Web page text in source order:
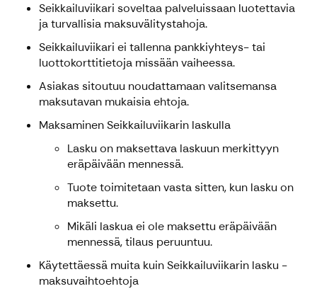
Seikkailuviikari soveltaa palveluissaan luotettavia
ja turvallisia maksuvälitystahoja.
Seikkailuviikari ei tallenna pankkiyhteys- tai
luottokorttitietoja missään vaiheessa.
Asiakas sitoutuu noudattamaan valitsemansa
maksutavan mukaisia ehtoja.
Maksaminen Seikkailuviikarin laskulla
Lasku on maksettava laskuun merkittyyn
eräpäivään mennessä.
Tuote toimitetaan vasta sitten, kun lasku on
maksettu.
Mikäli laskua ei ole maksettu eräpäivään
mennessä, tilaus peruuntuu.
Käytettäessä muita kuin Seikkailuviikarin lasku -
maksuvaihtoehtoja